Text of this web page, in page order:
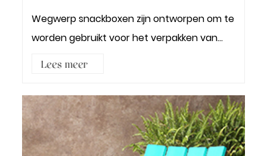
Wegwerp snackboxen zijn ontworpen om te
worden gebruikt voor het verpakken van
Lees meer3